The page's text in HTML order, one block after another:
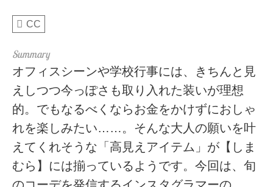
CC
オフィスシーンや学校行事には、きちんと見
えしつつ今っぽさも取り入れた装いが理想
的。でもなるべくならお金をかけずにおしゃ
れを楽しみたい……。そんな大人の願いを叶
えてくれそうな「高見えアイテム」が【しま
むら】には揃っているようです。今回は、旬